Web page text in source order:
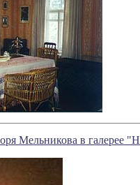
Мельникова в галерее